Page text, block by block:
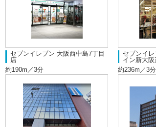
セブンイレブン 大阪西中島7丁目
店
約190m／3分
セブンイ
イン新大
約236m／3分